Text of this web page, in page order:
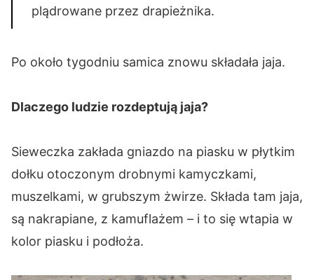
plądrowane przez drapieżnika.
Po około tygodniu samica znowu składała jaja.
Dlaczego ludzie rozdeptują jaja?
Sieweczka zakłada gniazdo na piasku w płytkim
dołku otoczonym drobnymi kamyczkami,
muszelkami, w grubszym żwirze. Składa tam jaja,
są nakrapiane, z kamuflażem – i to się wtapia w
kolor piasku i podłoża.